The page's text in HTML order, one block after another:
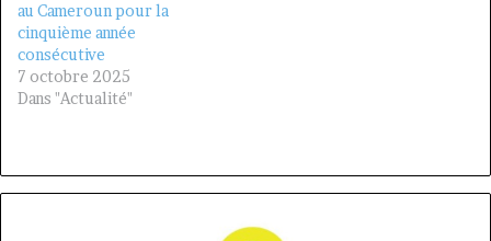
au Cameroun pour la
cinquième année
consécutive
7 octobre 2025
Dans "Actualité"